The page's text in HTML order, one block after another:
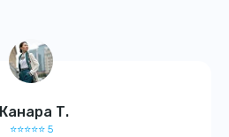
Т.
⭐️⭐️⭐️⭐️⭐️ 5